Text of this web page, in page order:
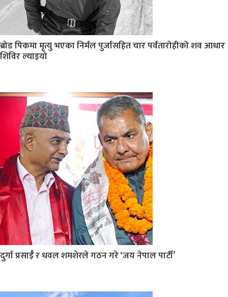
ब्रोड पिकमा मृत्यु भएका निर्मल पुर्जासहित चार पर्वतारोहीको शव आधार
शिविर ल्याइयो
दुर्गा प्रसाईँ र धवल शमशेरले गठन गरे ‘जय नेपाल पार्टी’